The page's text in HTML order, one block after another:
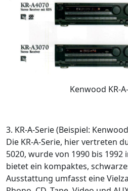
Kenwood KR-
3. KR-A-Serie (Beispiel:
Die KR-A-Serie, hier vertreten
5020, wurde von 1990 bis
bietet ein kompaktes,
Ausstattung umfasst eine